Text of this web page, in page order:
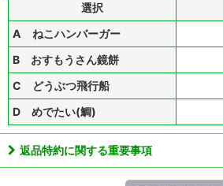
選択
A ねこハンバーガー
B おすもうさん鏡餅
C どうぶつ飛行船
D めでたい(鯛)
返品特約に関する重要事項